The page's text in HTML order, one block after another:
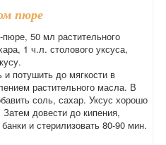
пюре
50 мл растительного
1 ч.л. столового уксуса,
потушить до мягкости в
растительного масла. В
соль, сахар. Уксус хорошо
довести до кипения,
и стерилизовать 80-90 мин.